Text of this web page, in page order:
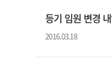
등기 임원 변경
2016.03.18